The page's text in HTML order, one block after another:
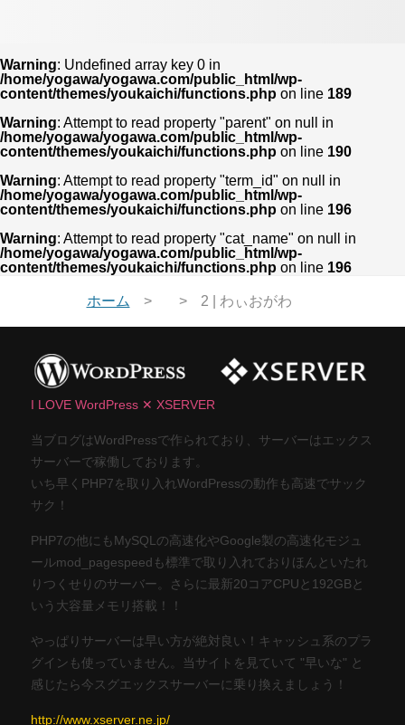
Warning: Undefined array key 0 in
/home/yogawa/yogawa.com/public_html/wp-
content/themes/youkaichi/functions.php on line 189
Warning: Attempt to read property "parent" on null in
/home/yogawa/yogawa.com/public_html/wp-
content/themes/youkaichi/functions.php on line 190
Warning: Attempt to read property "term_id" on null in
/home/yogawa/yogawa.com/public_html/wp-
content/themes/youkaichi/functions.php on line 196
Warning: Attempt to read property "cat_name" on null in
/home/yogawa/yogawa.com/public_html/wp-
content/themes/youkaichi/functions.php on line 196
ホーム 2 | わぃおがわ
I LOVE WordPress ✕ XSERVER
当ブログはWordPressで作られており、サーバーはエックス
サーバーで稼働しております。
いち早くPHP7を取り入れWordPressの動作も高速でサック
サク！
PHP7の他にもMySQLの高速化やGoogle製の高速化モジュ
ールmod_pagespeedも標準で取り入れておりほんといたれ
りつくせりのサーバー。さらに最新20コアCPUと192GBと
いう大容量メモリ搭載！！
やっぱりサーバーは早い方が絶対良い！キャッシュ系のプラ
グインも使っていません。当サイトを見ていて "早いな" と
感じたら今スグエックスサーバーに乗り換えましょう！
http://www.xserver.ne.jp/